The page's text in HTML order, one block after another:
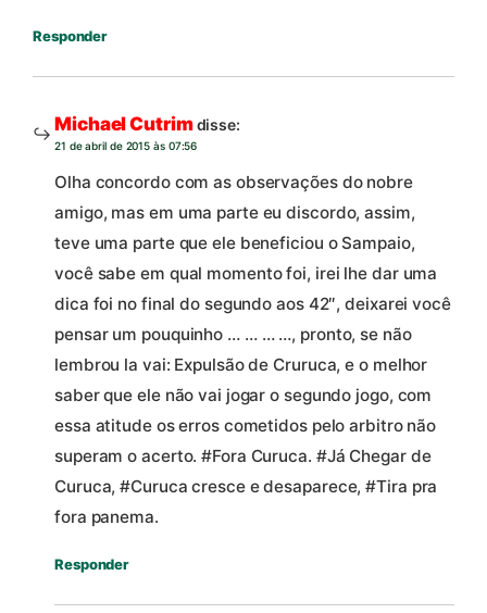
Responder
Michael Cutrimdisse:
21 de abril de 2015 às 07:56
Olha concordo com as observações do nobre
amigo, mas em uma parte eu discordo, assim,
teve uma parte que ele beneficiou o Sampaio,
você sabe em qual momento foi, irei lhe dar uma
dica foi no final do segundo aos 42″, deixarei você
pensar um pouquinho … … … …, pronto, se não
lembrou la vai: Expulsão de Cruruca, e o melhor
saber que ele não vai jogar o segundo jogo, com
essa atitude os erros cometidos pelo arbitro não
superam o acerto. #Fora Curuca. #Já Chegar de
Curuca, #Curuca cresce e desaparece, #Tira pra
fora panema.
Responder